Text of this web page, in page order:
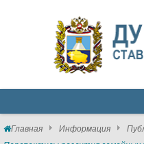
Главная Информация